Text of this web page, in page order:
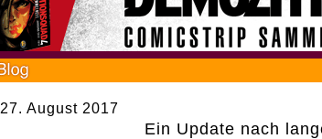
27. August 2017
Ein Update nach